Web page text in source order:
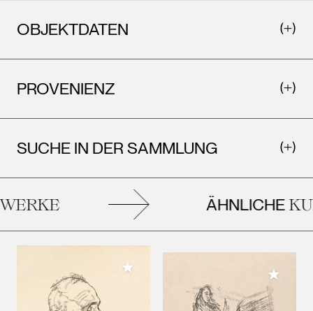
OBJEKTDATEN
PROVENIENZ
SUCHE IN DER SAMMLUNG
ÄHNLICHE
Meiner Sammlung hinzufügen
Meiner